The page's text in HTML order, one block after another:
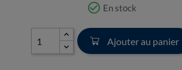
check_circle_outline En stock
Ajouter au panier